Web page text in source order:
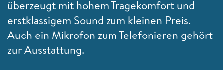
überzeugt mit hohem Tragekomfort und
erstklassigem Sound zum kleinen Preis.
Auch ein Mikrofon zum Telefonieren gehört
zur Ausstattung.